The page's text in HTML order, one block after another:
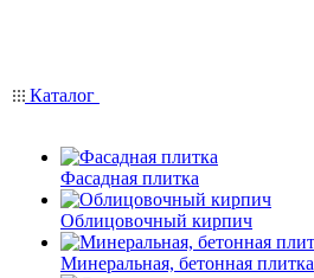
Каталог
Фасадная плитка
Облицовочный кирпич
Минеральная, бетонная плитка